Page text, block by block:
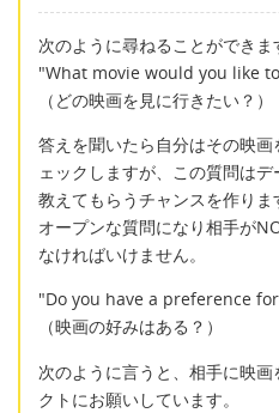
次のように尋ねることができま
"What movie would you like
（どの映画を見に行きたい？）
答えを聞いたら自分はその映
ェックしますが、この質問は
教えてもらうチャンスを作り
オープンな質問になり相手が
なければいけません。
"Do you have a preference
（映画の好みはある？）
次のように言うと、相手に映
クトにお願いしています。